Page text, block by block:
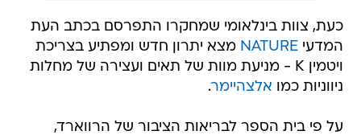
כעת, צוות בינלאומי שמחקרו התפרסם בכתב העת
המדעיNATURE מצא יתרון חדש ומפתיע בצריכת
ויטמין K - מניעת מוות של תאים ועצירה של מחלות
ניווניות כמו אלצהיימר.
על פי בית הספר לבריאות הציבור של הרווארד,